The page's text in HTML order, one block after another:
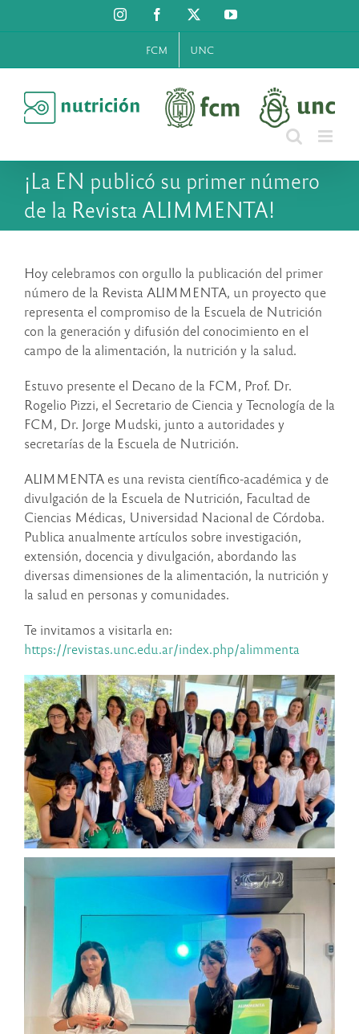
al
InstagramFacebook YouTube
FCM UNC
¡La EN publicó su primer número
de la Revista ALIMMENTA!
Hoy celebramos con orgullo la publicación del primer
número de la Revista ALIMMENTA, un proyecto que
representa el compromiso de la Escuela de Nutrición
con la generación y difusión del conocimiento en el
campo de la alimentación, la nutrición y la salud.
Estuvo presente el Decano de la FCM, Prof. Dr.
Rogelio Pizzi, el Secretario de Ciencia y Tecnología de la
FCM, Dr. Jorge Mudski, junto a autoridades y
secretarías de la Escuela de Nutrición.
ALIMMENTA es una revista científico-académica y de
divulgación de la Escuela de Nutrición, Facultad de
Ciencias Médicas, Universidad Nacional de Córdoba.
Publica anualmente artículos sobre investigación,
extensión, docencia y divulgación, abordando las
diversas dimensiones de la alimentación, la nutrición y
la salud en personas y comunidades.
Te invitamos a visitarla en:
https://revistas.unc.edu.ar/index.php/alimmenta